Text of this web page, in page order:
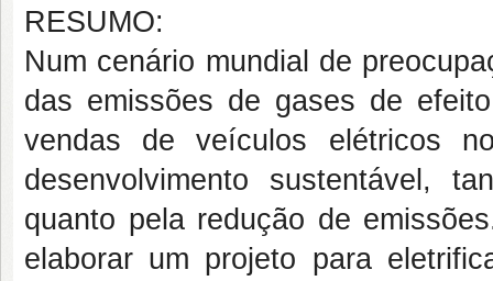
RESUMO:
Num cenário mundial de
das emissões de gases de
vendas de veículos elétricos
desenvolvimento sustentável,
quanto pela redução de
elaborar um projeto para